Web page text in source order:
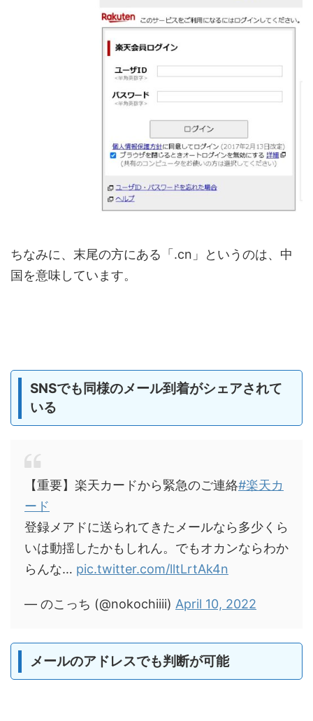
ちなみに、末尾の方にある「.cn」というのは、中
国を意味しています。
SNSでも同様のメール到着がシェアされて
いる
【重要】楽天カードから緊急のご連絡#楽天カ
ード
登録メアドに送られてきたメールなら多少くら
いは動揺したかもしれん。でもオカンならわか
らんな… pic.twitter.com/lltLrtAk4n
— のこっち (@nokochiiii) April 10, 2022
メールのアドレスでも判断が可能